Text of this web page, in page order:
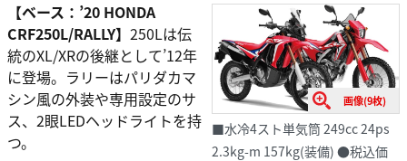
画像(9枚)
■水冷4スト単気筒 249cc 24ps
2.3kg-m 157kg(装備) ●税込価
【ベース：’20 HONDA
CRF250L/RALLY】 250Lは伝
統のXL/XRの後継として’12年
に登場。ラリーはパリダカマ
シン風の外装や専用設定のサ
ス、2眼LEDヘッドライトを持
つ。